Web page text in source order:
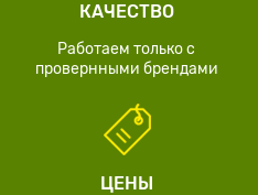
КАЧЕСТВО
Работаем только с
провернными брендами
ЦЕНЫ